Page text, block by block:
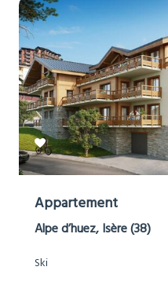
Appartement
Alpe d’huez, Isère (38)